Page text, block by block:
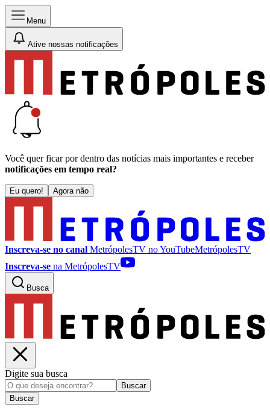
Menu
Ative nossas notificações
Você quer ficar por dentro das notícias mais importantes e receber
notificações em tempo real?
Eu quero! Agora não
Inscreva-se no canal MetrópolesTV noYouTubeMetrópolesTV
Inscreva-se na MetrópolesTV
Busca
Digite sua busca
Buscar
Buscar